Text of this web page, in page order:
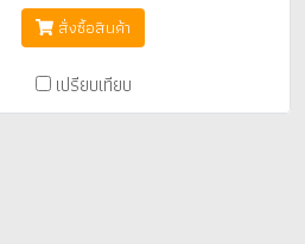
สั่งซื้อสินค้า
เปรียบเทียบ